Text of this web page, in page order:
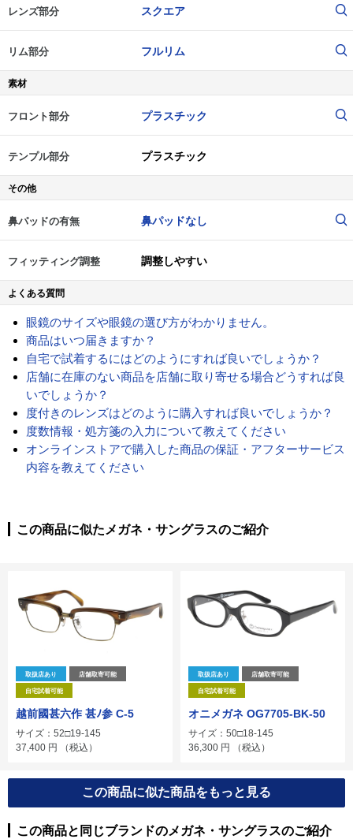
レンズ部分 スクエア
リム部分 フルリム
素材
フロント部分 プラスチック
テンプル部分 プラスチック
その他
鼻パッドの有無 鼻パッドなし
フィッティング調整 調整しやすい
よくある質問
眼鏡のサイズや眼鏡の選び方がわかりません。
商品はいつ届きますか？
自宅で試着するにはどのようにすれば良いでしょうか？
店舗に在庫のない商品を店舗に取り寄せる場合どうすれば良
いでしょうか？
度付きのレンズはどのように購入すれば良いでしょうか？
度数情報・処方箋の入力について教えてください
オンラインストアで購入した商品の保証・アフターサービス
内容を教えてください
この商品に似たメガネ・サングラスのご紹介
取扱店あり 店舗取寄可能
自宅試着可能
越前國甚六作 甚ﾉ参 C-5
サイズ：52□19-145
37,400 円 （税込）
取扱店あり 店舗取寄可能
自宅試着可能
オニメガネ OG7705-BK-50
サイズ：50□18-145
36,300 円 （税込）
この商品に似た商品をもっと見る
この商品と同じブランドのメガネ・サングラスのご紹介